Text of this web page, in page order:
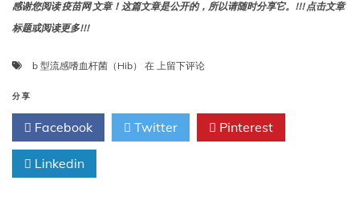
感谢您阅读 疫苗网 文章！这篇文章是公开的，所以请随时分享它。!!! 点击文章
标题或阅读更多!!!
b 型流感嗜血杆菌（Hib） 在 7
流
感
嗜
上留下评论
分享
Facebook Twitter Pinterest
Linkedin